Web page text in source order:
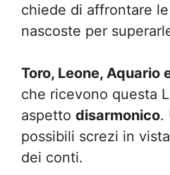
chiede di affrontare
nascoste per
Toro, Leone, Aquario
che ricevono questa
aspetto disarmonico.
possibili screzi in
dei conti.